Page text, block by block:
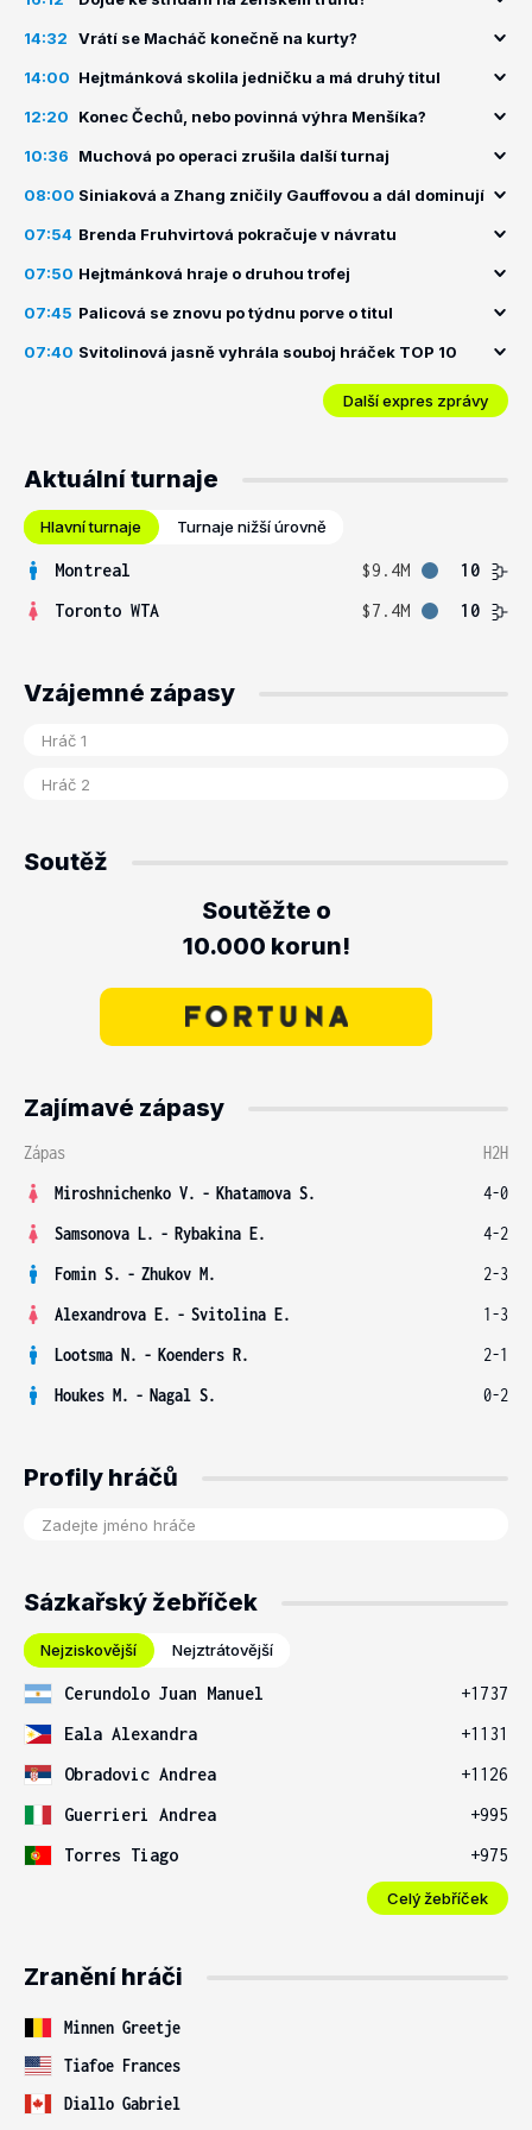
14:32 Vrátí se Macháč konečně na kurty?
14:00 Hejtmánková skolila jedničku a má druhý titul
12:20 Konec Čechů, nebo povinná výhra Menšíka?
10:36 Muchová po operaci zrušila další turnaj
08:00 Siniaková a Zhang zničily Gauffovou a dál dominují
07:54 Brenda Fruhvirtová pokračuje v návratu
07:50 Hejtmánková hraje o druhou trofej
07:45 Palicová se znovu po týdnu porve o titul
07:40 Svitolinová jasně vyhrála souboj hráček TOP 10
Další expres zprávy
Aktuální turnaje
Hlavní turnaje Turnaje nižší úrovně
Montreal $9.4M
10
Toronto WTA
$7.4M 10
Vzájemné zápasy
Soutěž
Soutěžte o
10.000 korun!
Zajímavé zápasy
Zápas
H2H
Miroshnichenko V. - Khatamova S.
4-0
Samsonova L. - Rybakina E.
4-2
Fomin S. - Zhukov M.
2-3
Alexandrova E. - Svitolina E.
1-3
Lootsma N. - Koenders R.
2-1
Houkes M. - Nagal S. 0-2
Profily hráčů
Sázkařský žebříček
Nejziskovější Nejztrátovější
Cerundolo Juan Manuel
+1737
Eala Alexandra
+1131
Obradovic Andrea
+1126
Guerrieri Andrea
+995
Torres Tiago
+975
Celý žebříček
Zranění hráči
Minnen Greetje
Tiafoe Frances
Diallo Gabriel